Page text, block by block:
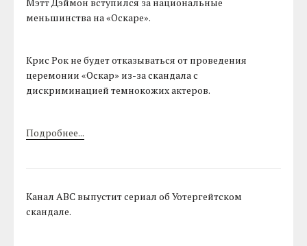
меньшинства на «Оскаре».
Крис Рок не будет отказываться от проведения
церемонии «Оскар» из-за скандала с
дискриминацией темнокожих актеров.
Подробнее...
Канал ABC выпустит сериал об Уотергейтском
скандале.